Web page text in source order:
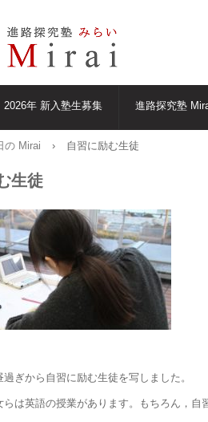
2026年 新入塾生募集 進路探究塾
の Mirai › 自習に励む生徒
生徒
ぎから自習に励む生徒を写しました。
は英語の授業があります。もちろん，自